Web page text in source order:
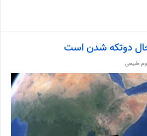
حال دوتکه شدن است
طبیعی